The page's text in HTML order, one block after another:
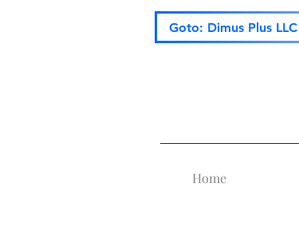
Goto: Dimus Plus
Home